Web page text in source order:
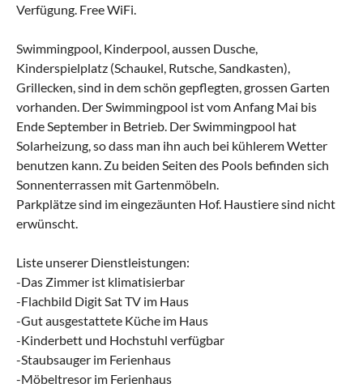
Verfügung. Free WiFi.
Swimmingpool, Kinderpool, aussen Dusche,
Kinderspielplatz (Schaukel, Rutsche, Sandkasten),
Grillecken, sind in dem schön gepflegten, grossen Garten
vorhanden. Der Swimmingpool ist vom Anfang Mai bis
Ende September in Betrieb. Der Swimmingpool hat
Solarheizung, so dass man ihn auch bei kühlerem Wetter
benutzen kann. Zu beiden Seiten des Pools befinden sich
Sonnenterrassen mit Gartenmöbeln.
Parkplätze sind im eingezäunten Hof. Haustiere sind nicht
erwünscht.
Liste unserer Dienstleistungen:
-Das Zimmer ist klimatisierbar
-Flachbild Digit Sat TV im Haus
-Gut ausgestattete Küche im Haus
-Kinderbett und Hochstuhl verfügbar
-Staubsauger im Ferienhaus
-Möbeltresor im Ferienhaus